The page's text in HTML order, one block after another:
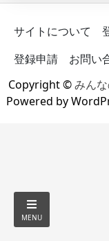
サイトについて
登録申請
お問い
Copyright ©みん
Powered by
MENU